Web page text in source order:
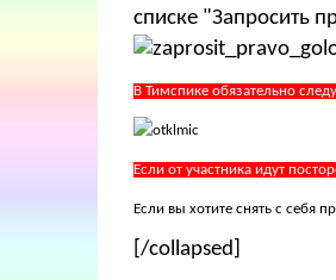
списке "Запросить
В Тимспике обязательно
Если от участника идут
Если вы хотите снять с себя
[/collapsed]